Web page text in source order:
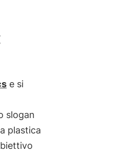
e si
slogan
plastica